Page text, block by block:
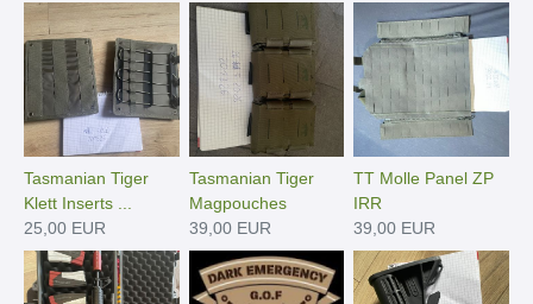
Tasmanian Tiger
Klett Inserts ...
25,00 EUR
Tasmanian Tiger
Magpouches
39,00 EUR
TT Molle Panel ZP
IRR
39,00 EUR